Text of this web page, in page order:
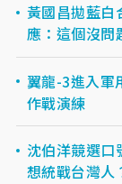
黃國昌拋藍
應：這個沒問
翼龍-3進入軍
作戰演練
沈伯洋競選口
想統戰台灣人